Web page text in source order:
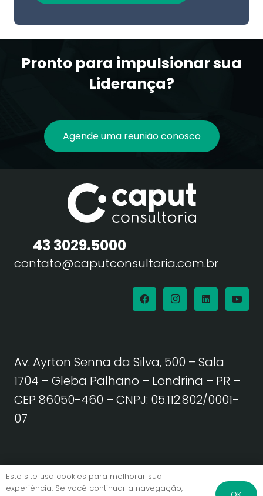
Pronto para impulsionar sua
Liderança?
Agende uma reunião conosco
43 3029.5000
contato@caputconsultoria.com.br
Av. Ayrton Senna da Silva, 500 – Sala
1704 – Gleba Palhano – Londrina – PR –
CEP 86050-460 – CNPJ: 05.112.802/0001-
07
Política de Privacidade | Termos de Uso
Este site usa cookies para melhorar sua
experiência. Se você continuar a navegação,